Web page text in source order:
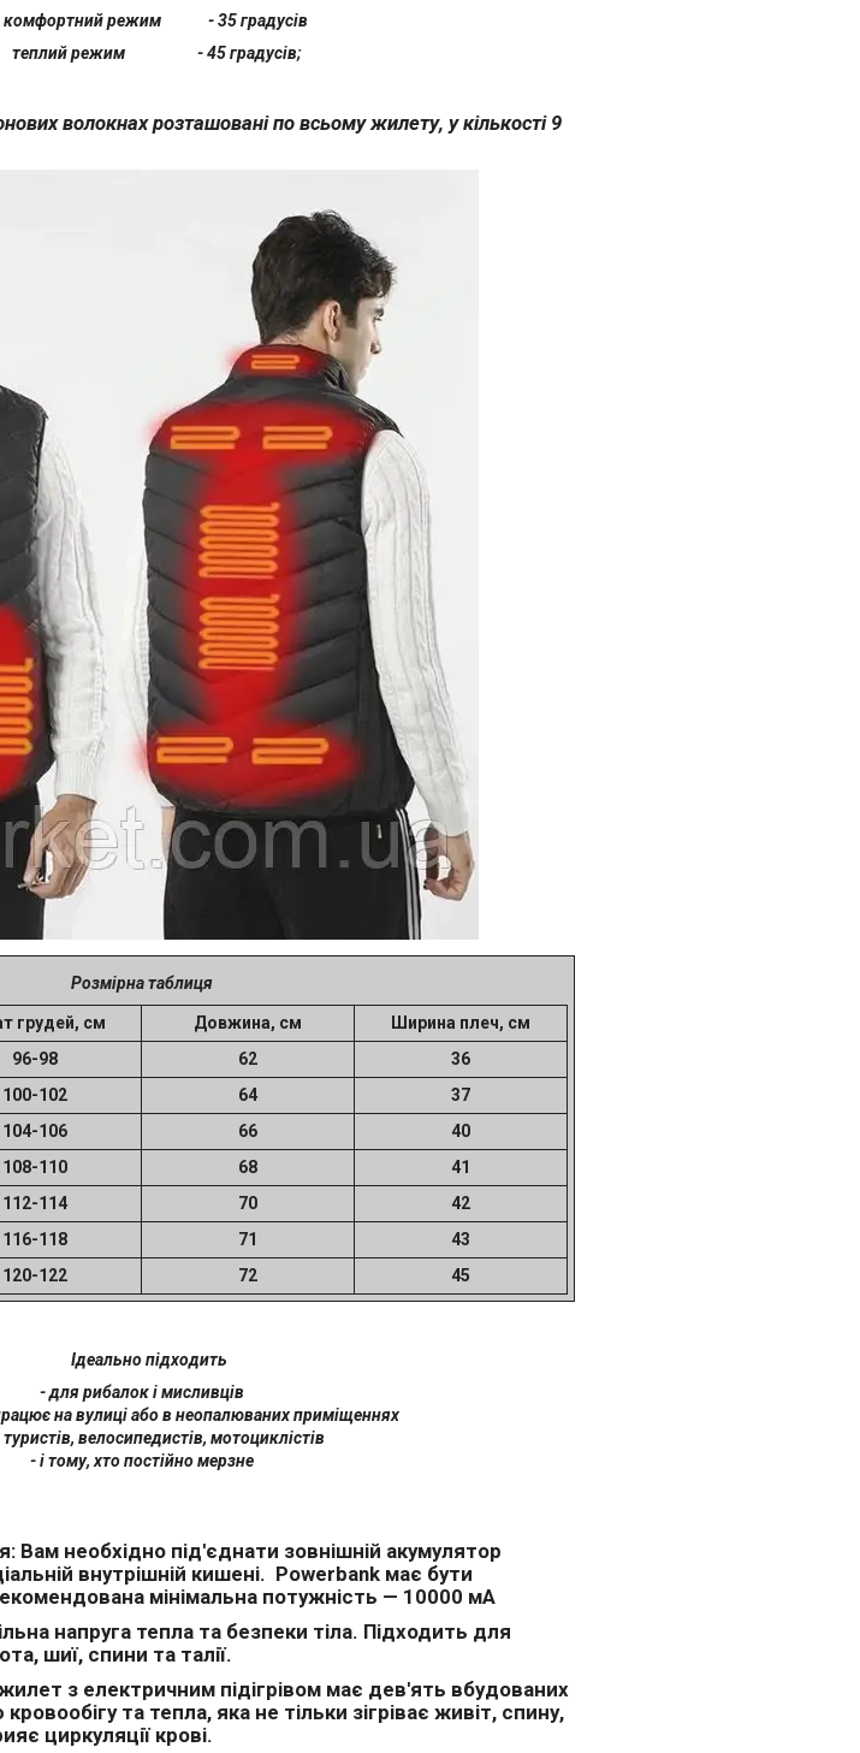
комфортний режим - 35 градусів
теплий режим - 45 градусів;
волокнах розташовані по всьому жилету, у кількості 9
Розмірна таблиця
грудей, см Довжина, см
Ширина плеч, см
96-98 62
36
100-102 64
37
104-106 66
40
108-110 68
41
112-114 70
42
116-118 71
43
120-122 72 45
Ідеально підходить
- для рибалок і мисливців
на вулиці або в неопалюваних приміщеннях
велосипедистів, мотоциклістів
- і тому, хто постійно мерзне
необхідно під'єднати зовнішній акумулятор
внутрішній кишені. Powerbank має бути
мінімальна потужність — 10000 мА
напруга тепла та безпеки тіла. Підходить для
шиї, спини та талії.
з електричним підігрівом має дев'ять вбудованих
та тепла, яка не тільки зігріває живіт, спину,
циркуляції крові.